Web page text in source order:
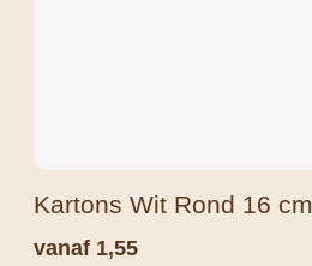
Kartons Wit Rond 16 cm
vanaf 1,55